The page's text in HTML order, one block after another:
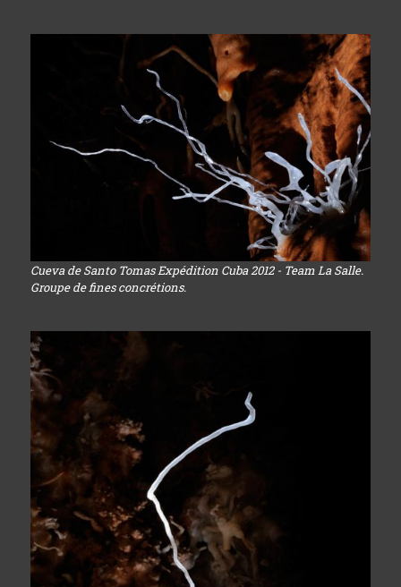
Cueva de Santo Tomas Expédition Cuba 2012 - Team La Salle.
Groupe de fines concrétions.